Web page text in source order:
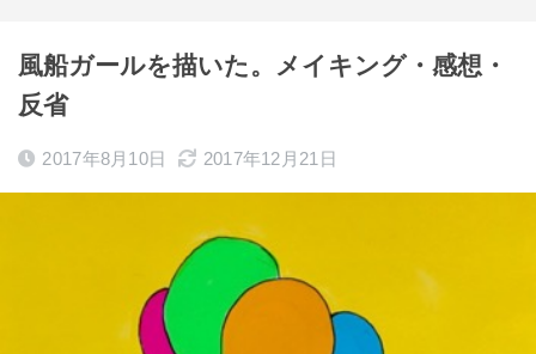
風船ガールを描いた。メイキング・感想・
反省
2017年8月10日 2017年12月21日